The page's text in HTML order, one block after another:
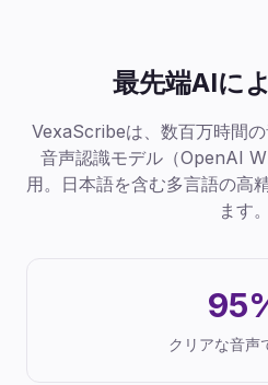
最先端AIに
VexaScribeは、数百万時間
音声認識モデル（OpenAI
用。日本語を含む多言語の高
ます。
クリアな音声